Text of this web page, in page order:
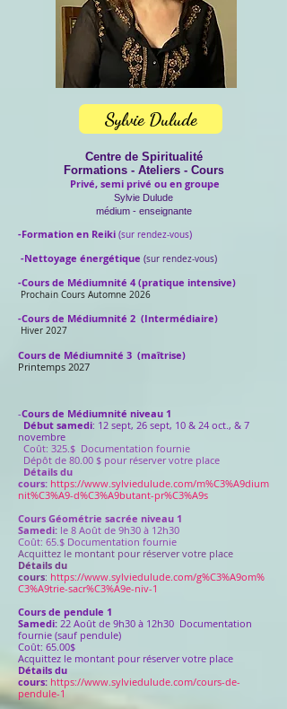
Sylvie Dulude
Centre de Spiritualité
Formations - Ateliers - Cours
Privé, semi privé ou en groupe
Sylvie Dulude
médium - enseignante
-Formation en Reiki (sur rendez-vous)
-Nettoyage énergétique (sur rendez-vous)
-Cours de Médiumnité 4 (pratique intensive)
Prochain Cours Automne 2026
-Cours de Médiumnité 2 (Intermédiaire)
Hiver 2027
Cours de Médiumnité 3 (maîtrise)
Printemps 2027
-Cours de Médiumnité niveau 1
Début samedi: 12 sept, 26 sept, 10 & 24 oct., & 7
novembre
Coût: 325.$ Documentation fournie
Dépôt de 80.00 $ pour réserver votre place
Détails du
cours: https://www.sylviedulude.com/m%C3%A9dium
nit%C3%A9-d%C3%A9butant-pr%C3%A9s
Cours Géométrie sacrée niveau 1
Samedi: le 8 Août de 9h30 à 12h30
Coût: 65.$ Documentation fournie
Acquittez le montant pour réserver votre place
Détails du
cours: https://www.sylviedulude.com/g%C3%A9om%
C3%A9trie-sacr%C3%A9e-niv-1
Cours de pendule 1
Samedi: 22 Août de 9h30 à 12h30 Documentation
fournie (sauf pendule)
Coût: 65.00$
Acquittez le montant pour réserver votre place
Détails du
cours: https://www.sylviedulude.com/cours-de-
pendule-1